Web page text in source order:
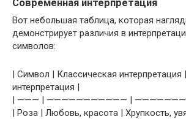
Современная интерпретация
Вот небольшая таблица, которая
демонстрирует различия в
символов:
| Символ | Классическая
интерпретация |
| ——— | ——————————— |
| Роза | Любовь, красота | Хрупкость,